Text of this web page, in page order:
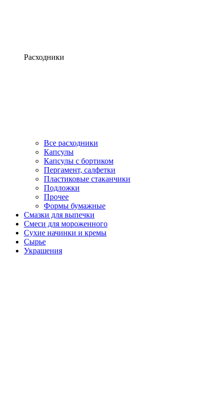
Расходники
Все расходники
Капсулы
Капсулы с бортиком
Пергамент, салфетки
Пластиковые стаканчики
Подложки
Прочее
Формы бумажные
Смазки для выпечки
Смеси для мороженного
Сухие начинки и кремы
Сырье
Украшения